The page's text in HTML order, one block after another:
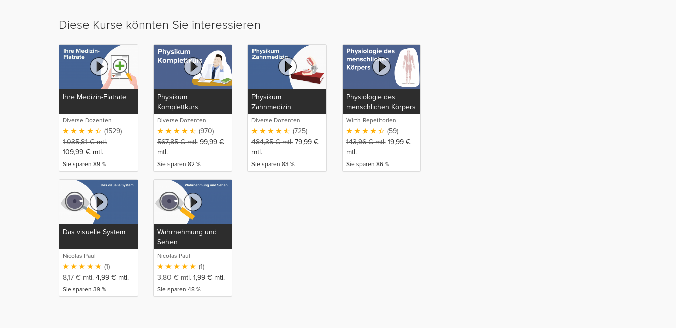
Diese Kurse könnten Sie interessieren
Ihre Medizin-Flatrate
Diverse Dozenten
(1529)
1.035,81€mtl.
109,99 € mtl.
Sie sparen 89 %
Physikum
Komplettkurs
Diverse Dozenten
(970)
567,85€mtl. 99,99 €
mtl.
Sie sparen 82 %
Physikum
Zahnmedizin
Diverse Dozenten
(725)
484,35€mtl. 79,99 €
mtl.
Sie sparen 83 %
Physiologie des
menschlichen Körpers
Wirth-Repetitorien
(59)
143,96€mtl. 19,99 €
mtl.
Sie sparen 86 %
Das visuelle System
Nicolas Paul
(1)
8,17€mtl. 4,99 € mtl.
Sie sparen 39 %
Wahrnehmung und
Sehen
Nicolas Paul
(1)
3,80€mtl. 1,99 € mtl.
Sie sparen 48 %